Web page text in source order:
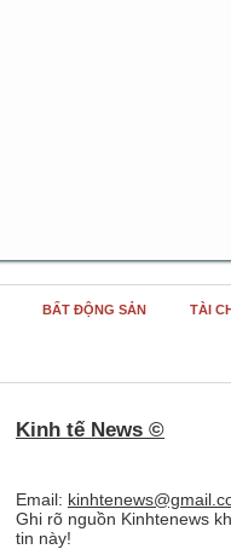
BẤT ĐỘNG SẢN TÀI
Kinh tế News ©
Email:
Ghi rõ nguồn Kinhtenews
tin này!